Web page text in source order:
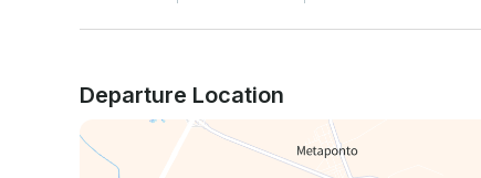
Departure Location